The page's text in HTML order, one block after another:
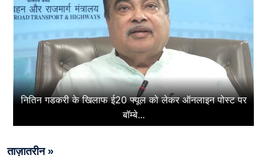
नितिन गडकरी के खिलाफ ई20 फ्यूल को लेकर ऑनलाइन पोस्ट पर
बॉम्बे...
ताज़ातरीन »